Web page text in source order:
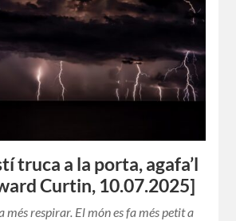
truca a la porta, agafa’l
Curtin, 10.07.2025]
més respirar. El món es fa més petit a